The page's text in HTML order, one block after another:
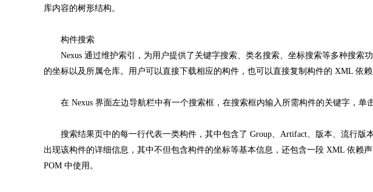
库内容的树形结构。
构件搜索
Nexus 通过维护索引，为用户提供了关键字搜索、类名搜索、坐标搜索等多种搜索
的坐标以及所属仓库。用户可以直接下载相应的构件，也可以直接复制构件的 XML 依赖
在 Nexus 界面左边导航栏中有一个搜索框，在搜索框内输入所需构件的关键字，单
搜索结果页中的每一行代表一类构件，其中包含了 Group、Artifact、版本、流行版
出现该构件的详细信息，其中不但包含构件的坐标等基本信息，还包含一段 XML 依赖
POM 中使用。